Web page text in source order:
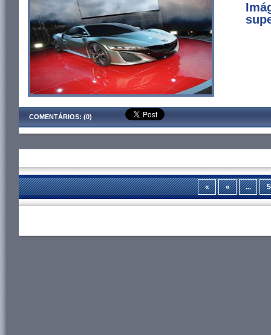
COMENTÁRIOS: (0)
« « ... 5